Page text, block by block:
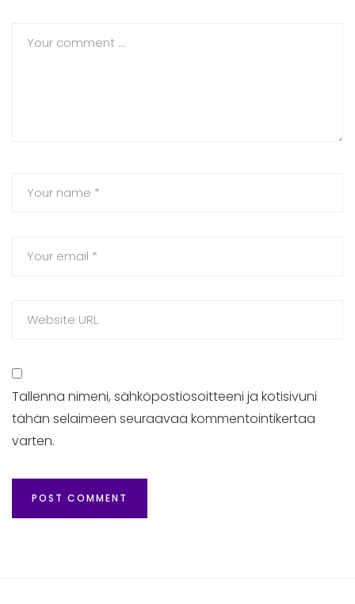
Tallenna nimeni, sähköpostiosoitteeni ja kotisivuni
tähän selaimeen seuraavaa kommentointikertaa
varten.